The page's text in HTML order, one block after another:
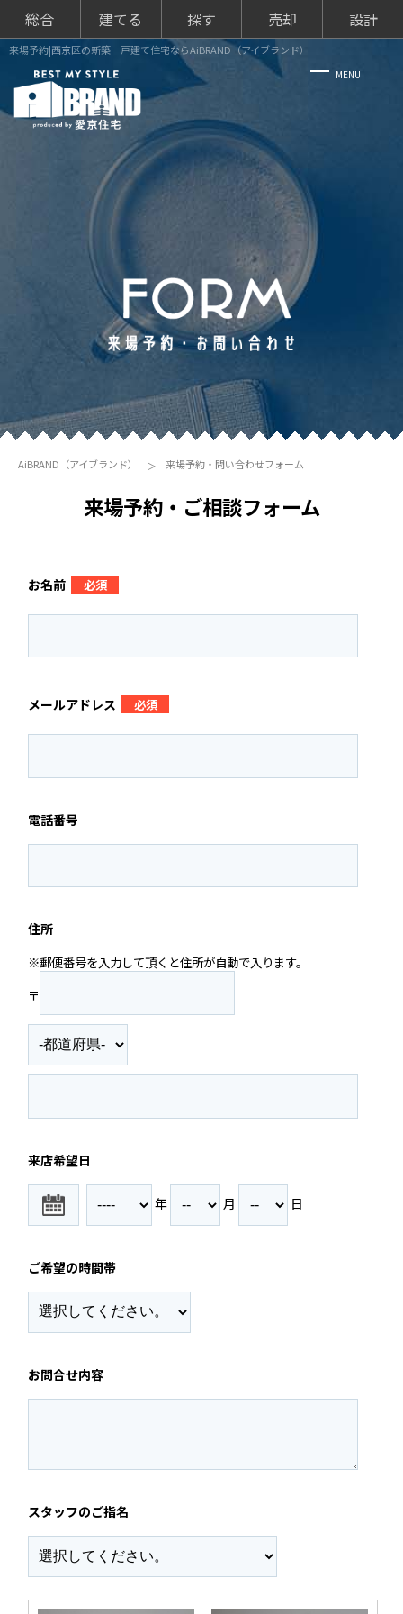
総合 建てる 探す 売却 設計
来場予約|西京区の新築一戸建て住宅ならAiBRAND（アイブランド）
AiBRAND（アイブランド） 来場予約・問い合わせフォーム
来場予約・ご相談フォーム
お名前 必須
メールアドレス 必須
電話番号
住所
※郵便番号を入力して頂くと住所が自動で入ります。
〒
来店希望日
年 月 日
ご希望の時間帯
お問合せ内容
スタッフのご指名